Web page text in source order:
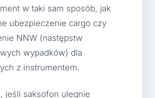
w taki sam sposób, jak
ubezpieczenie cargo czy
NNW (następstw
wypadków) dla
z instrumentem.
jeśli saksofon ulegnie